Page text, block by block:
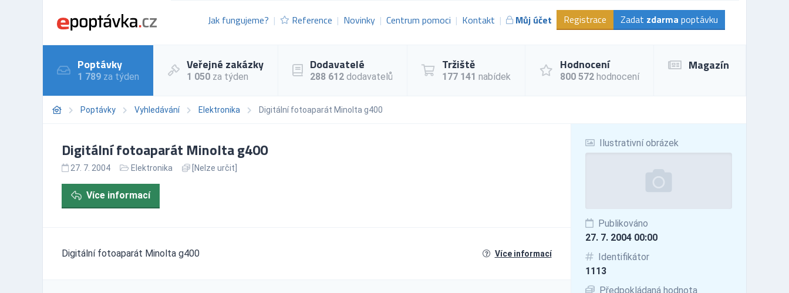
Jak fungujeme? Reference Novinky Centrum pomoci Kontakt Můj účet Registrace Zadat zdarma poptávku
Poptávky
1 789 za týden
Veřejné zakázky
1 050 za týden
Dodavatelé
288 612 dodavatelů
Tržiště
177 141 nabídek
Hodnocení
800 572 hodnocení
Magazín
Poptávky Vyhledávání Elektronika Digitální fotoaparát Minolta g400
Ilustrativní obrázek
Publikováno
27. 7. 2004 00:00
Identifikátor
1113
Předpokládaná hodnota
Digitální fotoaparát Minolta g400
27. 7. 2004 Elektronika [Nelze určit]
Více informací
Digitální fotoaparát Minolta g400 Více informací